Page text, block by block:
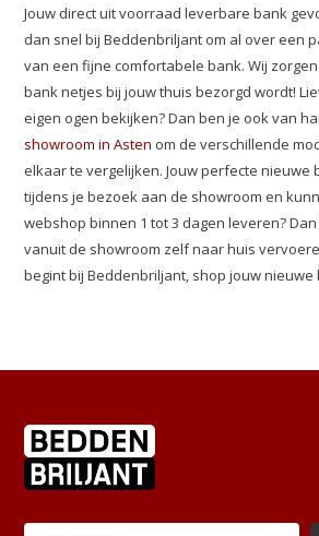
Jouw direct uit voorraad leverbare bank
dan snel bij Beddenbriljant om al over een
van een fijne comfortabele bank. Wij
bank netjes bij jouw thuis bezorgd wordt!
eigen ogen bekijken? Dan ben je ook van
showroom in Asten om de verschillende
elkaar te vergelijken. Jouw perfecte nieuwe
tijdens je bezoek aan de showroom en
webshop binnen 1 tot 3 dagen leveren?
vanuit de showroom zelf naar huis
begint bij Beddenbriljant, shop jouw nieuwe